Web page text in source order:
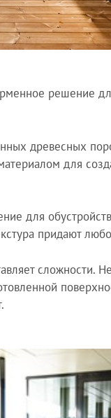
решение
древесных
для
для
придают
сложности.